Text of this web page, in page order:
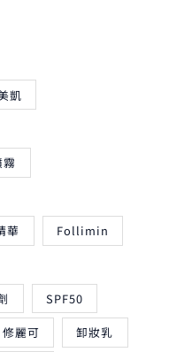
凱
華 Follimin
SPF50
修麗可 卸妝乳